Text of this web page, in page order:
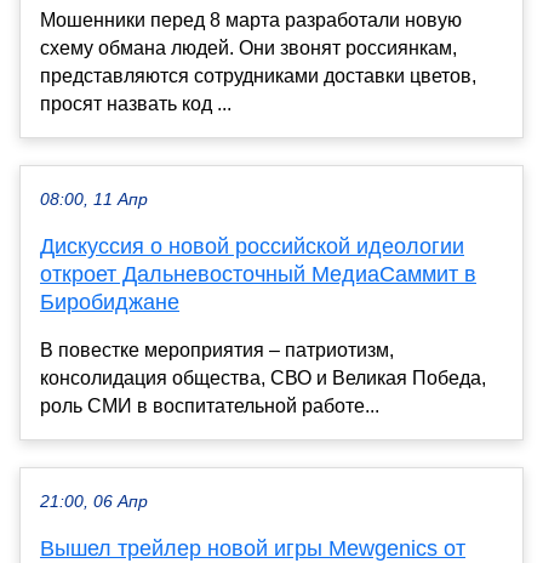
Мошенники перед 8 марта разработали новую
схему обмана людей. Они звонят россиянкам,
представляются сотрудниками доставки цветов,
просят назвать код ...
08:00, 11 Апр
Дискуссия о новой российской идеологии
откроет Дальневосточный МедиаСаммит в
Биробиджане
В повестке мероприятия – патриотизм,
консолидация общества, СВО и Великая Победа,
роль СМИ в воспитательной работе...
21:00, 06 Апр
Вышел трейлер новой игры Mewgenics от